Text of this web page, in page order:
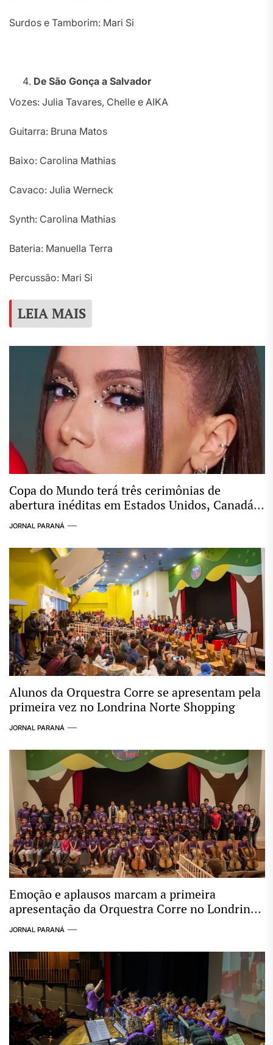
Surdos e Tamborim: Mari Si
De São Gonça a Salvador
Vozes: Julia Tavares, Chelle e AIKA
Guitarra: Bruna Matos
Baixo: Carolina Mathias
Cavaco: Julia Werneck
Synth: Carolina Mathias
Bateria: Manuella Terra
Percussão: Mari Si
LEIA MAIS
Copa do Mundo terá três cerimônias de
abertura inéditas em Estados Unidos, Canadá e
México
JORNAL PARANÁ
Alunos da Orquestra Corre se apresentam pela
primeira vez no Londrina Norte Shopping
JORNAL PARANÁ
Emoção e aplausos marcam a primeira
apresentação da Orquestra Corre no Londrina
Norte Shopping
JORNAL PARANÁ